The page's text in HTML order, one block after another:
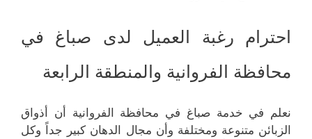
احترام رغبة العميل لدى صباغ في
محافظة الفروانية والمنطقة الرابعة
نعلم في خدمة صباغ في محافظة الفروانية أن أذواق
الزبائن متنوعة ومختلفة وأن مجال الدهان كبير جداً وكل